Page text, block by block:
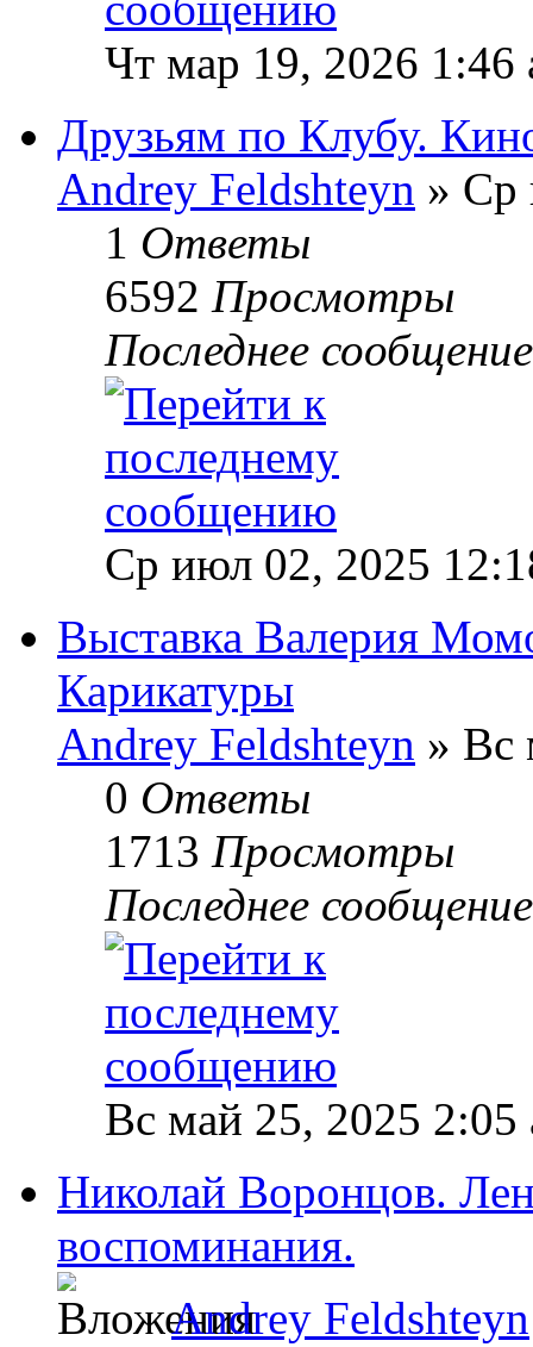
Чт мар 19, 2026 1:46
Друзьям по Клубу.
Andrey Feldshteyn » Ср
1 Ответы
6592 Просмотры
Последнее
Ср июл 02, 2025
Выставка Валерия
Карикатуры
Andrey Feldshteyn » Вс
0 Ответы
1713 Просмотры
Последнее
Вс май 25, 2025 2:05
Николай Воронцов.
воспоминания.
Andrey Feldshteyn